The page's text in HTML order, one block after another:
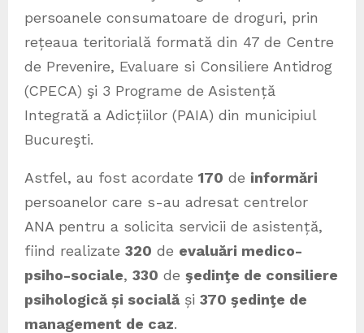
persoanele consumatoare de droguri, prin
rețeaua teritorială formată din 47 de Centre
de Prevenire, Evaluare si Consiliere Antidrog
(CPECA) şi 3 Programe de Asistență
Integrată a Adicțiilor (PAIA) din municipiul
Bucureşti.
Astfel, au fost acordate 170 de informări
persoanelor care s-au adresat centrelor
ANA pentru a solicita servicii de asistență,
fiind realizate 320 de evaluări medico-
psiho-sociale, 330 de şedinţe de consiliere
psihologică și socialăși 370 şedinţe de
management de caz.